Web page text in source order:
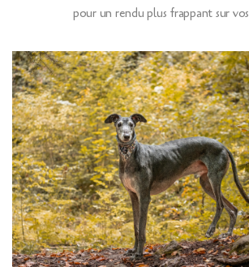
pour un rendu plus frappant sur vos